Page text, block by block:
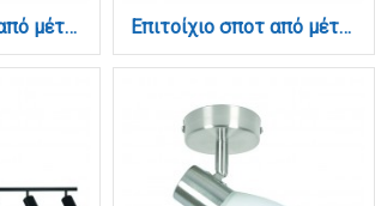
Επιτοίχιο σποτ από μέταλλο σε μαύρη απόχρωση 3XGU10 D:32cm (9078-3Φ-Μαύρο) Επιτοίχιο σποτ από μέταλλο σε μαύρη απόχρωση 4XGU10 D:70cm (9081-4)